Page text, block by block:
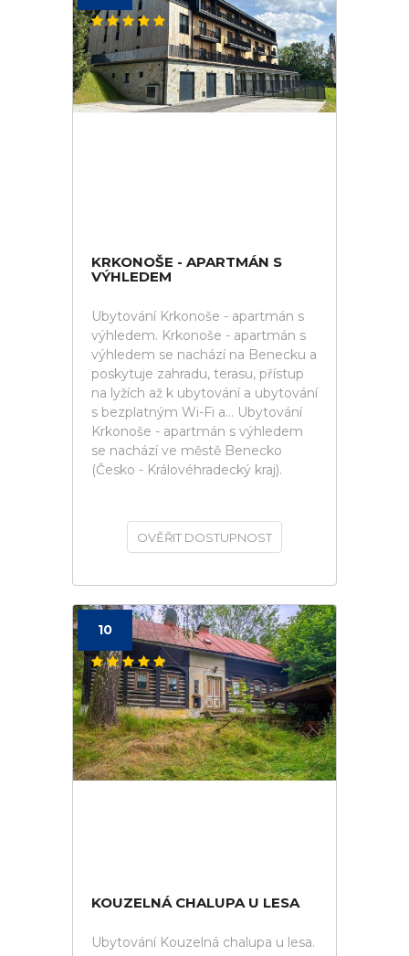
KRKONOŠE - APARTMÁN S
VÝHLEDEM
Ubytování Krkonoše - apartmán s
výhledem. Krkonoše - apartmán s
výhledem se nachází na Benecku a
poskytuje zahradu, terasu, přístup
na lyžích až k ubytování a ubytování
s bezplatným Wi-Fi a... Ubytování
Krkonoše - apartmán s výhledem
se nachází ve městě Benecko
(Česko - Královéhradecký kraj).
OVĚŘIT DOSTUPNOST
10
KOUZELNÁ CHALUPA U LESA
Ubytování Kouzelná chalupa u lesa.